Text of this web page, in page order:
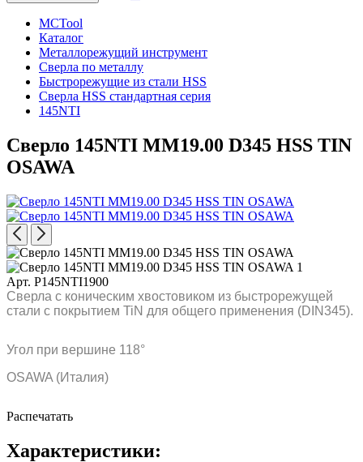
MCTool
Каталог
Металлорежущий инструмент
Сверла по металлу
Быстрорежущие из стали HSS
Сверла HSS стандартная серия
145NTI
Сверло 145NTI MM19.00 D345 HSS TIN
OSAWA
Арт. P145NTI1900
Сверла с коническим хвостовиком из быстрорежущей
стали с покрытием TiN для общего применения (DIN345).
Угол при вершине 118°
OSAWA (Италия)
Распечатать
Характеристики: